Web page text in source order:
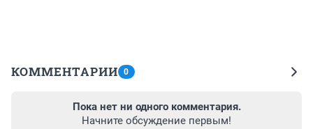
КОММЕНТАРИИ 0
Пока нет ни одного комментария.
Начните обсуждение первым!